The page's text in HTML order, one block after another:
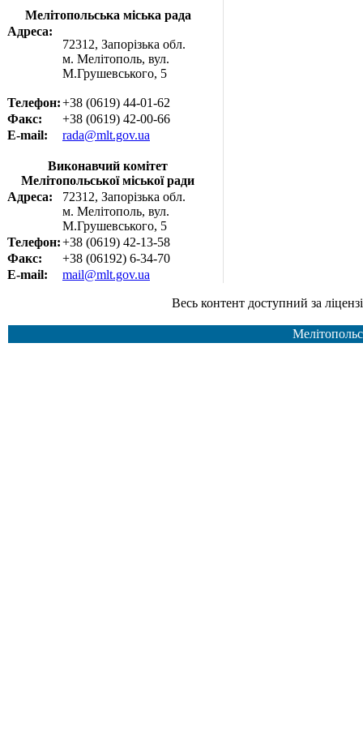
Мелітопольська міська рада
Адреса:
72312, Запорізька обл.
м. Мелітополь, вул.
М.Грушевського, 5
Телефон:+38 (0619) 44-01-62
Факс:
+38 (0619) 42-00-66
E-mail:
rada@mlt.gov.ua
Виконавчий комітет
Мелітопольської міської ради
Адреса:
72312, Запорізька обл.
м. Мелітополь, вул.
М.Грушевського, 5
Телефон:+38 (0619) 42-13-58
Факс:
+38 (06192) 6-34-70
E-mail:
mail@mlt.gov.ua
Весь контент доступний за ліцензією Creative